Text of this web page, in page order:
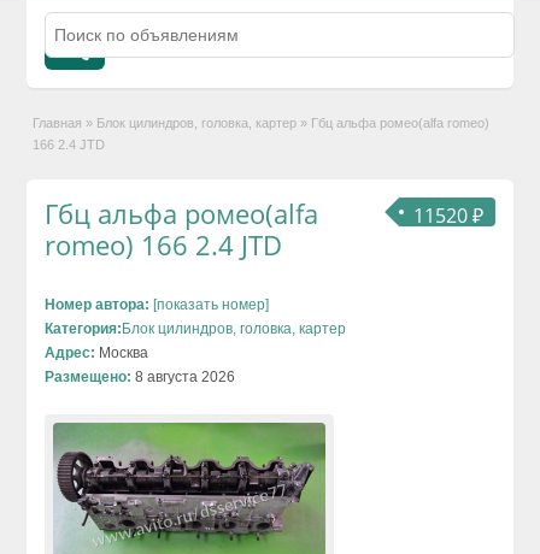
Главная » Блок цилиндров, головка, картер » Гбц альфа ромео(alfa romeo)
166 2.4 JTD
11520 ₽
Гбц альфа ромео(alfa
romeo) 166 2.4 JTD
Номер автора: [показать номер]
Категория: Блок цилиндров, головка, картер
Адрес: Москва
Размещено: 8 августа 2026